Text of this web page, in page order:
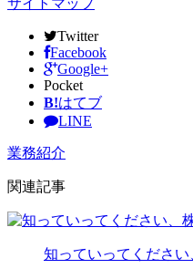
サイトマップ
Twitter
Facebook
Google+
Pocket
B!はてブ
LINE
業務紹介
関連記事
知っていってくださ